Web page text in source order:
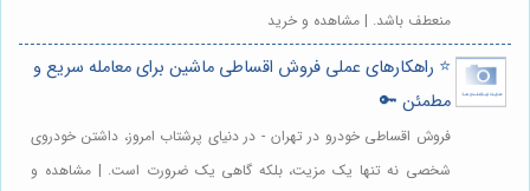
منعطف باشد. | مشاهده و خرید
⭐️ راهکارهای عملی فروش اقساطی ماشین برای معامله سریع و
مطمئن 🔑
فروش اقساطی خودرو در تهران - در دنیای پرشتاب امروز، داشتن خودروی
شخصی نه تنها یک مزیت، بلکه گاهی یک ضرورت است. | مشاهده و